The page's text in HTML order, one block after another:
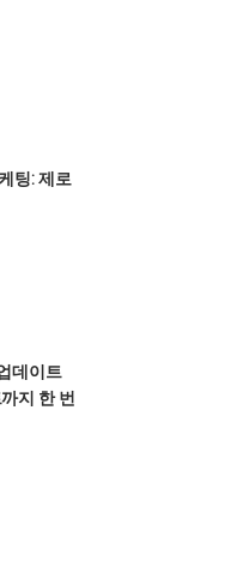
팅: 제로
데이트
지 한 번